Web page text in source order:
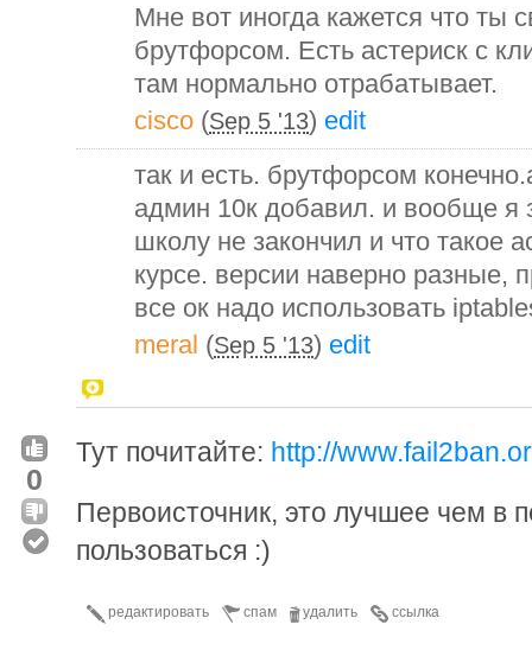
Мне вот иногда кажется что ты
брутфорсом. Есть астериск с
там нормально отрабатывает.
cisco (Sep 5 '13) edit
так и есть. брутфорсом
админ 10к добавил. и вообще
школу не закончил и что такое
курсе. версии наверно разные,
все ок надо использовать
meral (Sep 5 '13) edit
0
Тут почитайте: http://
Первоисточник, это лучшее чем в
пользоваться :)
ссылка
удалить
спам
редактировать